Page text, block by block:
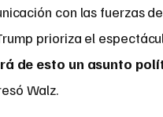
con las fuerzas
prioriza el
de esto un asunto
Walz.